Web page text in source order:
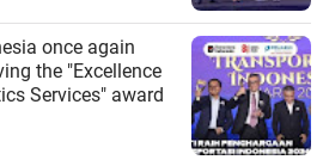
once again
the "Excellence
Services" award